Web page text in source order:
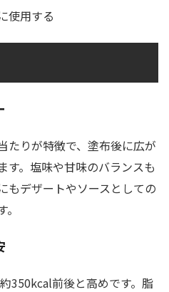
使用する
たりが特徴で、塗布後に広が
す。塩味や甘味のバランスも
もデザートやソースとしての
350kcal前後と高めです。脂